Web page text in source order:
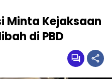
Minta Kejaksaan
di PBD